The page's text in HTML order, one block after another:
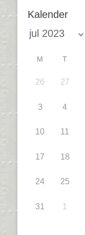
Kalender
M T
26 27
3 4
10 11
17 18
24 25
31 1